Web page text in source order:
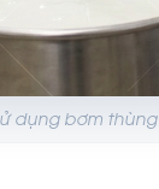
dụng bơm